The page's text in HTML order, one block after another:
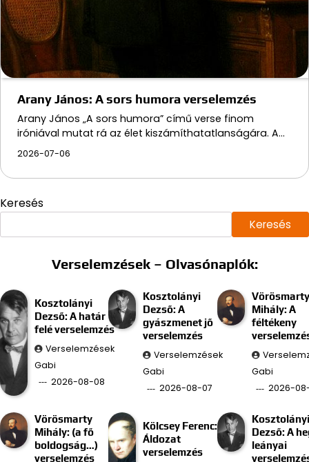
Arany János: A sors humora verselemzés
Arany János „A sors humora” című verse finom
iróniával mutat rá az élet kiszámíthatatlanságára. A…
2026-07-06
Keresés
Keresés
Verselemzések – Olvasónaplók:
Kosztolányi
Dezső: A határ
felé verselemzés
Verselemzések
Gabi
2026-08-08
Kosztolányi
Dezső: A
gyászmenet jő
verselemzés
Verselemzések
Gabi
2026-08-07
Vörösmarty
Mihály: A
féltékeny
Gabi
2026-
Vörösmarty
Mihály: (a fő
boldogság…)
verselemzés
Kölcsey Ferenc:
Áldozat
verselemzés
Kosztolányi
Dezső: A
leányai